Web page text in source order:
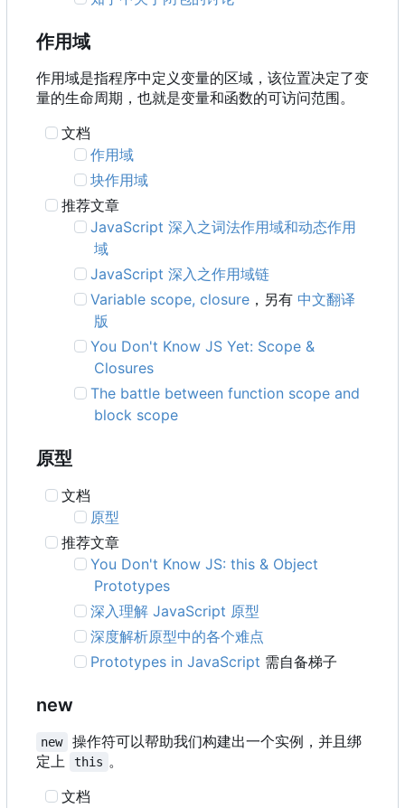
作用域
作用域是指程序中定义变量的区域，该位置决定了变
量的生命周期，也就是变量和函数的可访问范围。
文档
作用域
块作用域
推荐文章
JavaScript 深入之词法作用域和动态作用
域
JavaScript 深入之作用域链
Variable scope, closure ，另有 中文翻译
版
You Don't Know JS Yet: Scope &
Closures
The battle between function scope and
block scope
原型
文档
原型
推荐文章
You Don't Know JS: this & Object
Prototypes
深入理解 JavaScript 原型
深度解析原型中的各个难点
Prototypes in JavaScript 需自备梯子
new
new
操作符可以帮助我们构建出一个实例，并且绑
定上
this 。
文档